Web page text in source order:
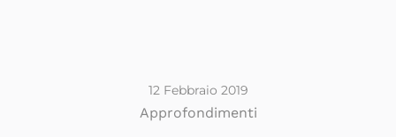
12 Febbraio 2019
Approfondimenti